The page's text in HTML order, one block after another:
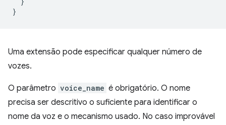
}
Uma extensão pode especificar qualquer número de
vozes.
O parâmetro voice_name é obrigatório. O nome
precisa ser descritivo o suficiente para identificar o
nome da voz e o mecanismo usado. No caso improvável